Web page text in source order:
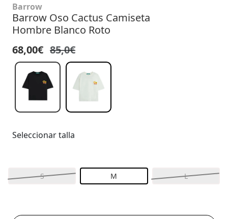
Barrow
Barrow Oso Cactus Camiseta
Hombre Blanco Roto
68,00€ 85,0€
Seleccionar talla
S M L